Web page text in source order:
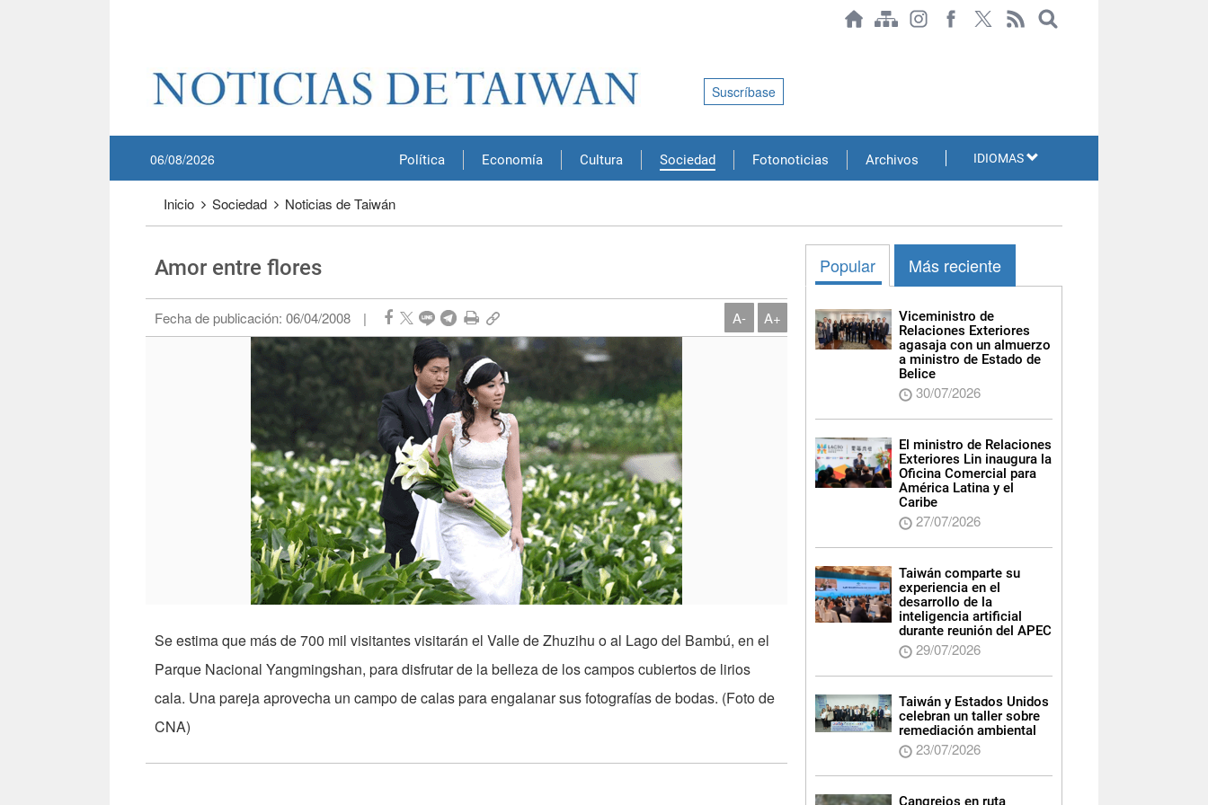
Política Economía Cultura Sociedad Fotonoticias Archivos
06/08/2026
Suscríbase
IDIOMAS
Inicio Sociedad Noticias de Taiwán
Amor entre flores
Fecha de publicación: 06/04/2008 | A- A+
Se estima que más de 700 mil visitantes visitarán el Valle de Zhuzihu o al Lago del Bambú, en el
Parque Nacional Yangmingshan, para disfrutar de la belleza de los campos cubiertos de lirios
cala. Una pareja aprovecha un campo de calas para engalanar sus fotografías de bodas. (Foto de
CNA)
Popular Más reciente
Viceministro de
Relaciones Exteriores
agasaja con un almuerzo
a ministro de Estado de
Belice
30/07/2026
El ministro de Relaciones
Exteriores Lin inaugura la
Oficina Comercial para
América Latina y el
Caribe
27/07/2026
Taiwán comparte su
experiencia en el
desarrollo de la
inteligencia artificial
durante reunión del APEC
29/07/2026
Taiwán y Estados Unidos
celebran un taller sobre
remediación ambiental
23/07/2026
Cangrejos en ruta